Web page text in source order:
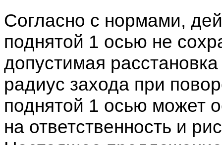
Согласно с нормами,
поднятой 1 осью не
допустимая
радиус захода при
поднятой 1 осью может
на ответственность и